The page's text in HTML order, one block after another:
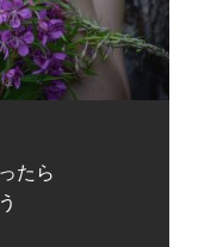
たら